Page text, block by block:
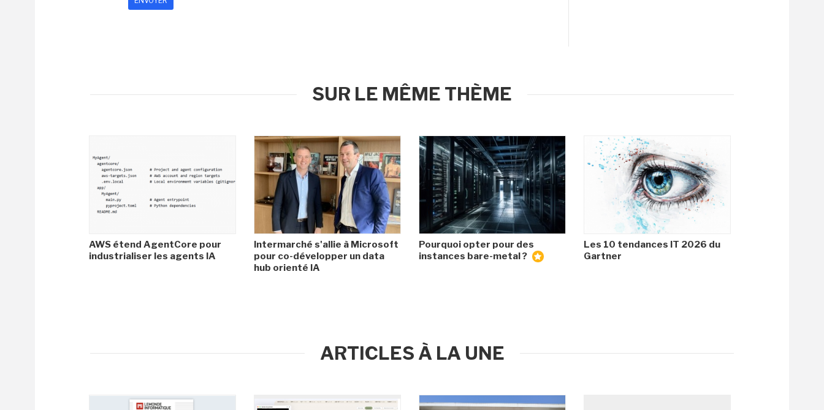
SUR LE MÊME THÈME
AWS étend AgentCore pour
industrialiser les agents IA
Intermarché s'allie à Microsoft
pour co-développer un data
hub orienté IA
Pourquoi opter pour des
instances bare-metal ?
Les 10 tendances IT 2026 du
Gartner
ARTICLES À LA UNE